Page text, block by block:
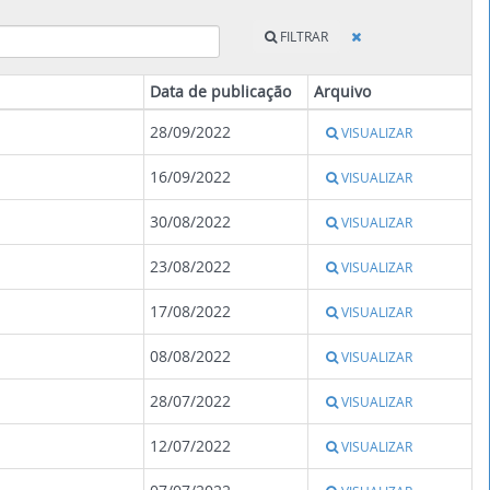
FILTRAR
Data de publicação
Arquivo
28/09/2022 VISUALIZAR
16/09/2022 VISUALIZAR
30/08/2022 VISUALIZAR
23/08/2022 VISUALIZAR
17/08/2022 VISUALIZAR
08/08/2022 VISUALIZAR
28/07/2022 VISUALIZAR
12/07/2022 VISUALIZAR